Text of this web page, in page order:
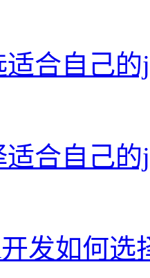
合自己的
合自己的
发如何选